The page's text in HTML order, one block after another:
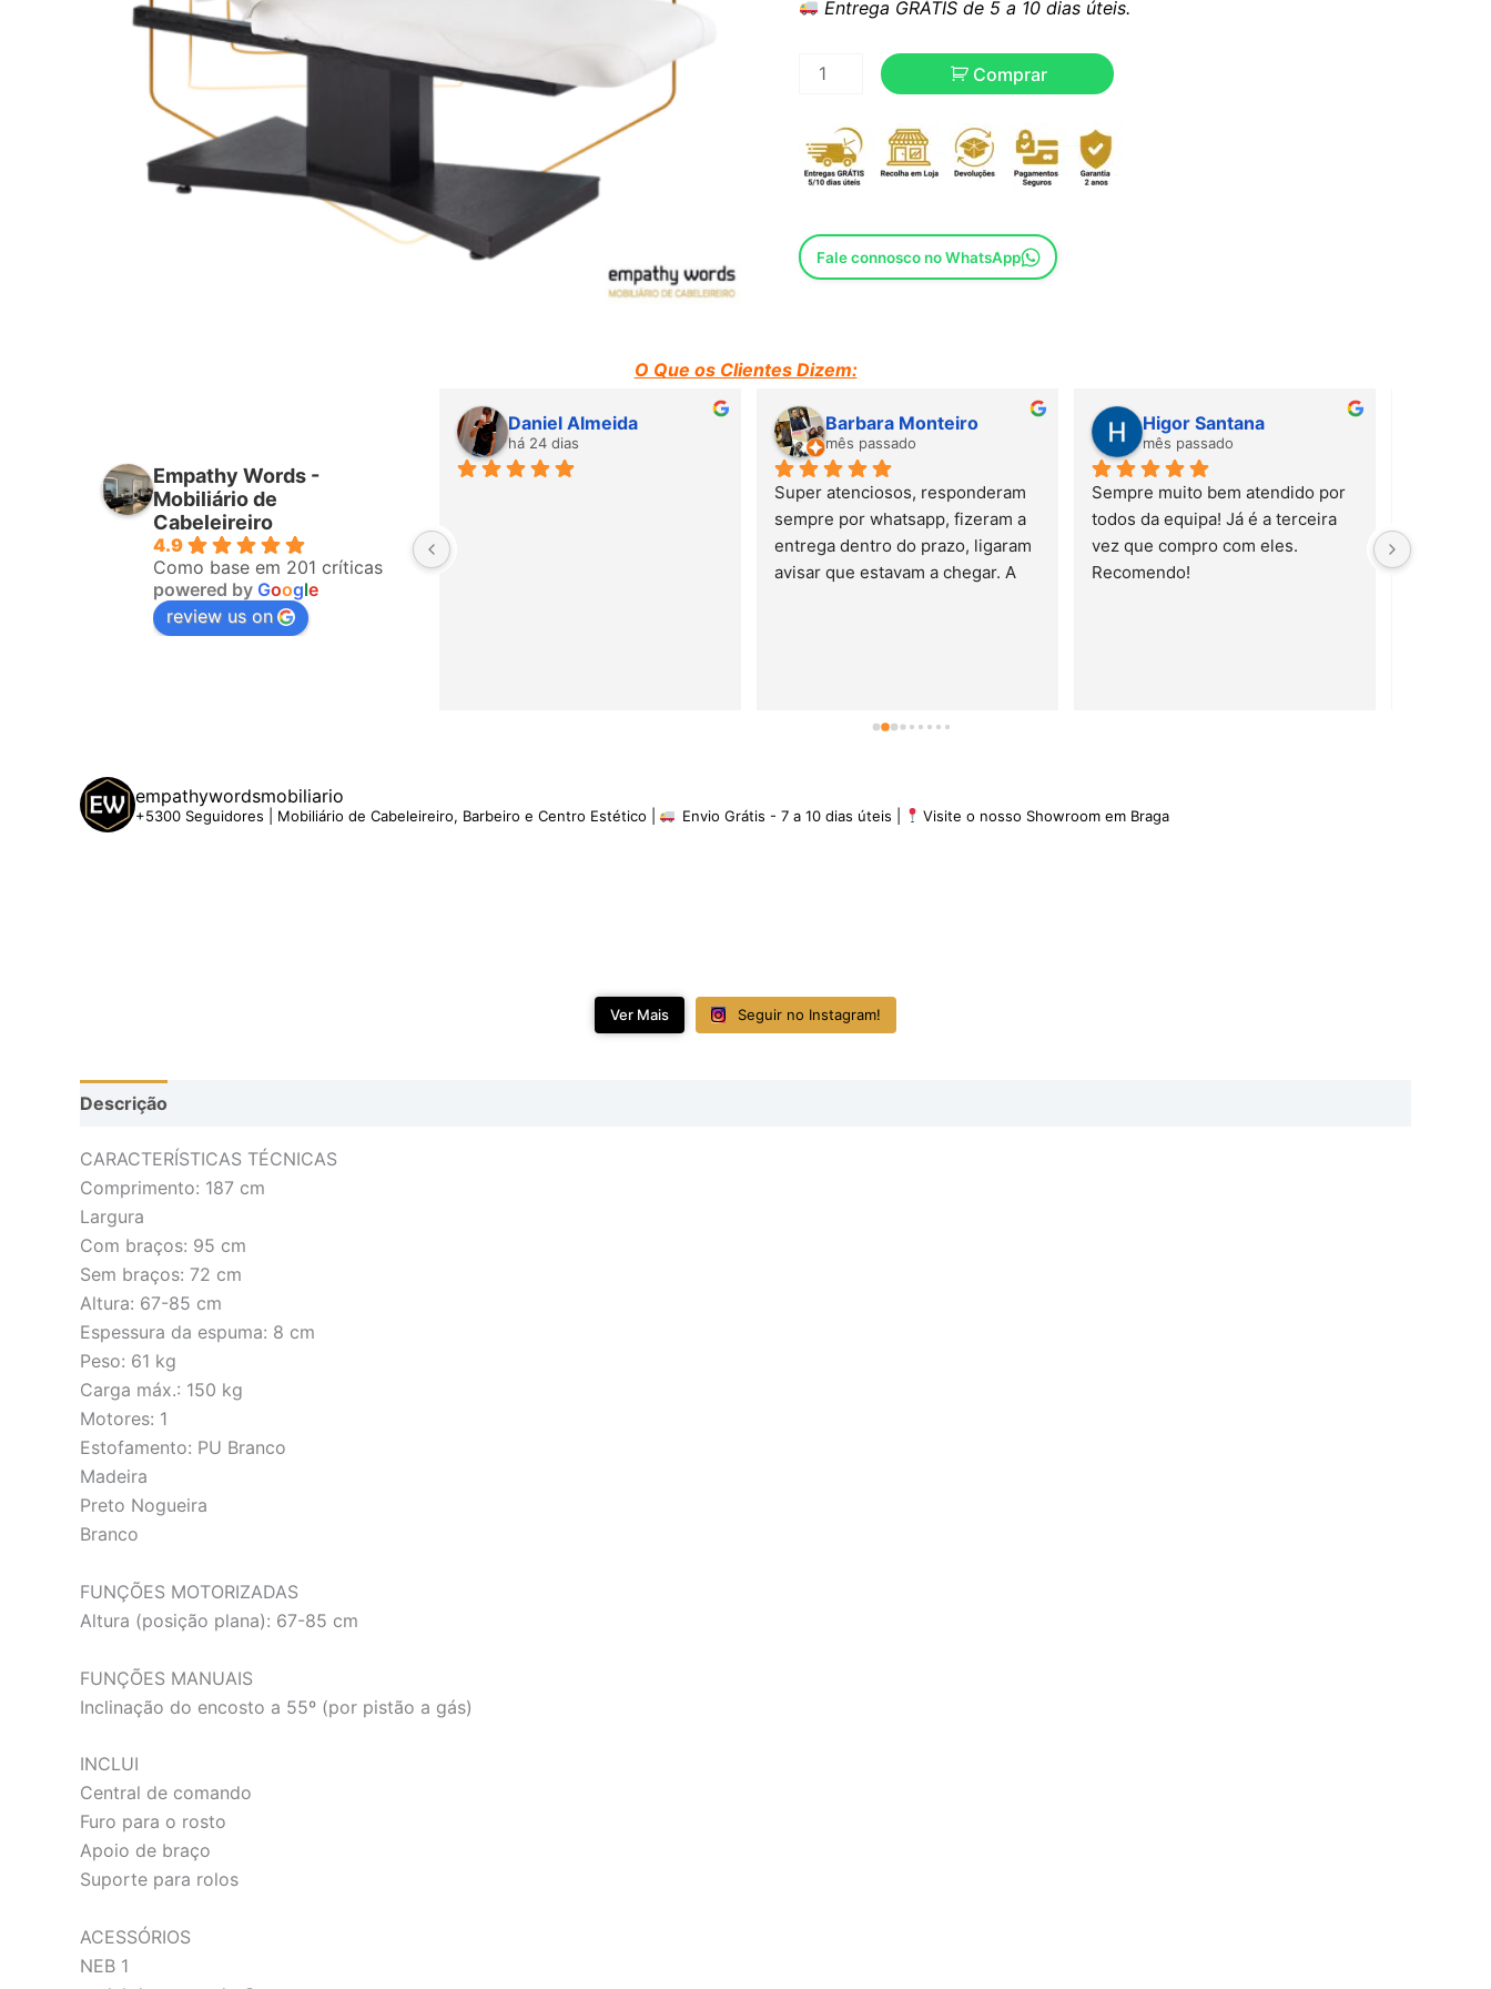
Entrega GRÁTIS de 5 a 10 dias úteis.
Comprar
Fale connosco no WhatsApp
O Que os Clientes Dizem:
Empathy Words -
Mobiliário de
Cabeleireiro
4.9
Como base em 201 críticas
powered by Google
review us on
Barbara Monteiro
mês passado
entrega dentro do prazo, ligaram
Higor Santana
mês passado
Sempre muito bem atendido por
todos da equipa! Já é a terceira
vez que compro com eles.
Recomendo!
Susana Barbosa
mês passado
prazo
recomendo.
empathywordsmobiliario
+5300 Seguidores | Mobiliário de Cabeleireiro, Barbeiro e Centro Estético | Envio Grátis - 7 a 10 dias úteis | Visite o nosso Showroom em Braga
Ver Mais Seguir no Instagram!
Descrição
CARACTERÍSTICAS TÉCNICAS
Comprimento: 187 cm
Largura
Com braços: 95 cm
Sem braços: 72 cm
Altura: 67-85 cm
Espessura da espuma: 8 cm
Peso: 61 kg
Carga máx.: 150 kg
Motores: 1
Estofamento: PU Branco
Madeira
Preto Nogueira
Branco
FUNÇÕES MOTORIZADAS
Altura (posição plana): 67-85 cm
FUNÇÕES MANUAIS
Inclinação do encosto a 55º (por pistão a gás)
INCLUI
Central de comando
Furo para o rosto
Apoio de braço
Suporte para rolos
ACESSÓRIOS
NEB 1